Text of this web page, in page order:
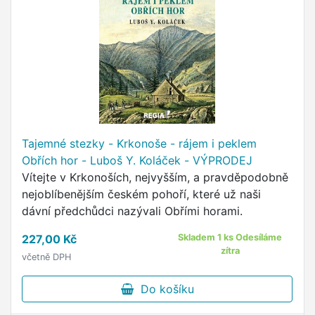
Tajemné stezky - Krkonoše - rájem i peklem
Obřích hor - Luboš Y. Koláček - VÝPRODEJ
Vítejte v Krkonoších, nejvyšším, a pravděpodobně
nejoblíbenějším českém pohoří, které už naši
dávní předchůdci nazývali Obřími horami.
227,00 Kč
včetně DPH
Skladem 1 ks Odesíláme
zítra
Do košíku